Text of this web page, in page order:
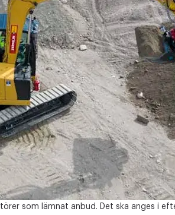
som lämnat anbud. Det ska anges i